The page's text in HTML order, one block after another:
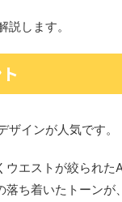
します。
インが人気です。
エストが絞られた
ち着いたトーンが